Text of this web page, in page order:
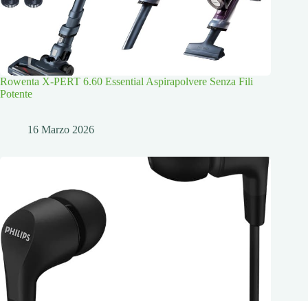
Rowenta X-PERT 6.60 Essential Aspirapolvere Senza Fili
Potente
16 Marzo 2026